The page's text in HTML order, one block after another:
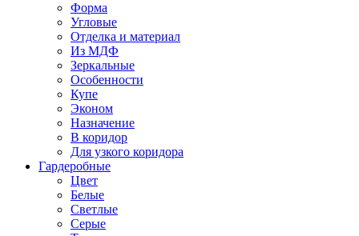
Форма
Угловые
Отделка и материал
Из МДФ
Зеркальные
Особенности
Купе
Эконом
Назначение
В коридор
Для узкого коридора
Гардеробные
Цвет
Белые
Светлые
Серые